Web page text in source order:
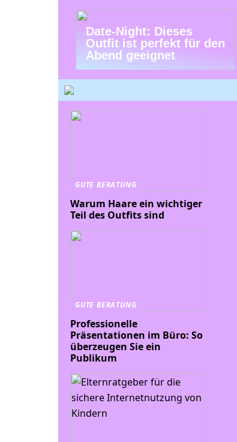
Date-Night: Dieses
Outfit ist perfekt für den
Abend geeignet
GUTE BERATUNG
Warum Haare ein wichtiger
Teil des Outfits sind
GUTE BERATUNG
Professionelle
Präsentationen im Büro: So
überzeugen Sie ein
Publikum